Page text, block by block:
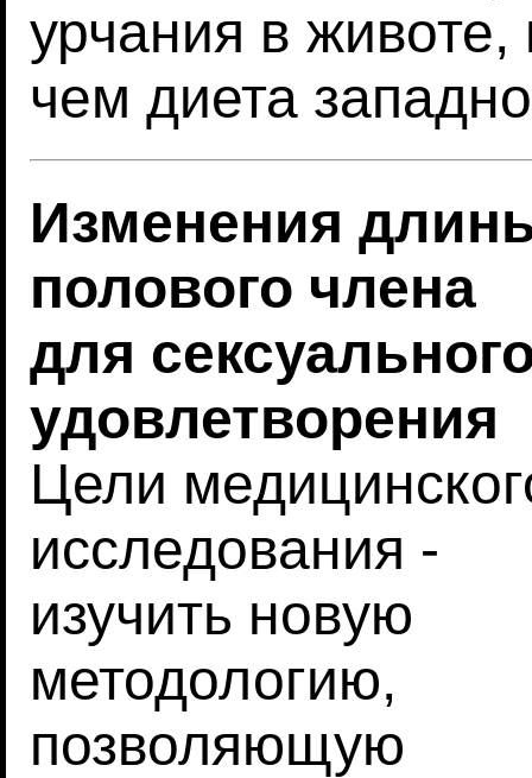
урчания в животе,
чем диета
Изменения
полового члена
для
удовлетворения
Цели
исследования -
изучить новую
методологию,
позволяющую